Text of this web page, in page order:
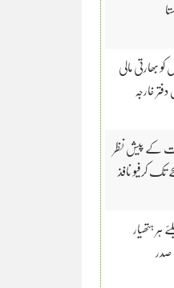
بھارتی مالی
خارجہ
کے پیش نظر
ہر ہتھیار